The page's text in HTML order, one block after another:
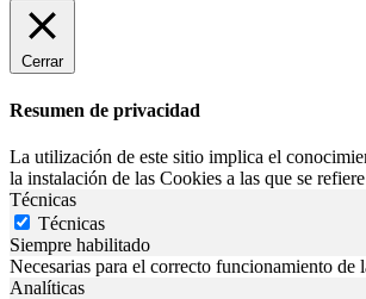
Cerrar
Resumen de privacidad
La utilización de este sitio implica el
la instalación de las Cookies a las que se
Técnicas
Técnicas
Siempre habilitado
Necesarias para el correcto funcionamiento de
Analíticas